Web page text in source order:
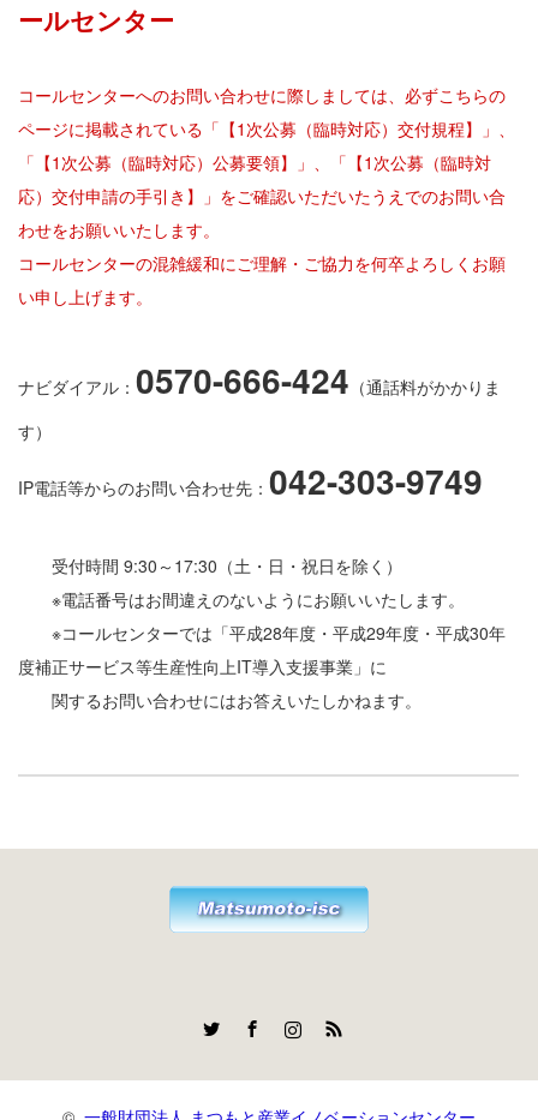
ールセンター
コールセンターへのお問い合わせに際しましては、必ずこちらの
ページに掲載されている「【1次公募（臨時対応）交付規程】」、
「【1次公募（臨時対応）公募要領】」、「【1次公募（臨時対
応）交付申請の手引き】」をご確認いただいたうえでのお問い合
わせをお願いいたします。
コールセンターの混雑緩和にご理解・ご協力を何卒よろしくお願
い申し上げます。
ナビダイアル： 0570-666-424 （通話料がかかりま
す）
IP電話等からのお問い合わせ先： 042-303-9749
受付時間 9:30～17:30（土・日・祝日を除く）
※電話番号はお間違えのないようにお願いいたします。
※コールセンターでは「平成28年度・平成29年度・平成30年
度補正サービス等生産性向上IT導入支援事業」に
関するお問い合わせにはお答えいたしかねます。
RSS